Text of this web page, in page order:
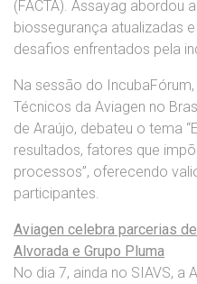
(FACTA). Assayag abordou
biossegurança atualizadas
desafios enfrentados pela
Na sessão do
Técnicos da Aviagen no
de Araújo, debateu o tema
resultados, fatores que
processos”, oferecendo
participantes.
Aviagen celebra parcerias
Alvorada e Grupo Pluma
No dia 7, ainda no SIAVS, a